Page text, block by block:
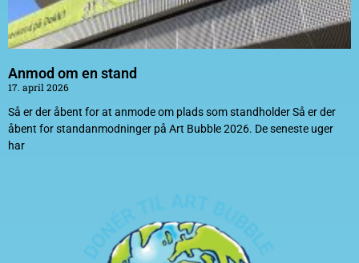
Anmod om en stand
17. april 2026
Så er der åbent for at anmode om plads som standholder Så er der
åbent for standanmodninger på Art Bubble 2026. De seneste uger
har